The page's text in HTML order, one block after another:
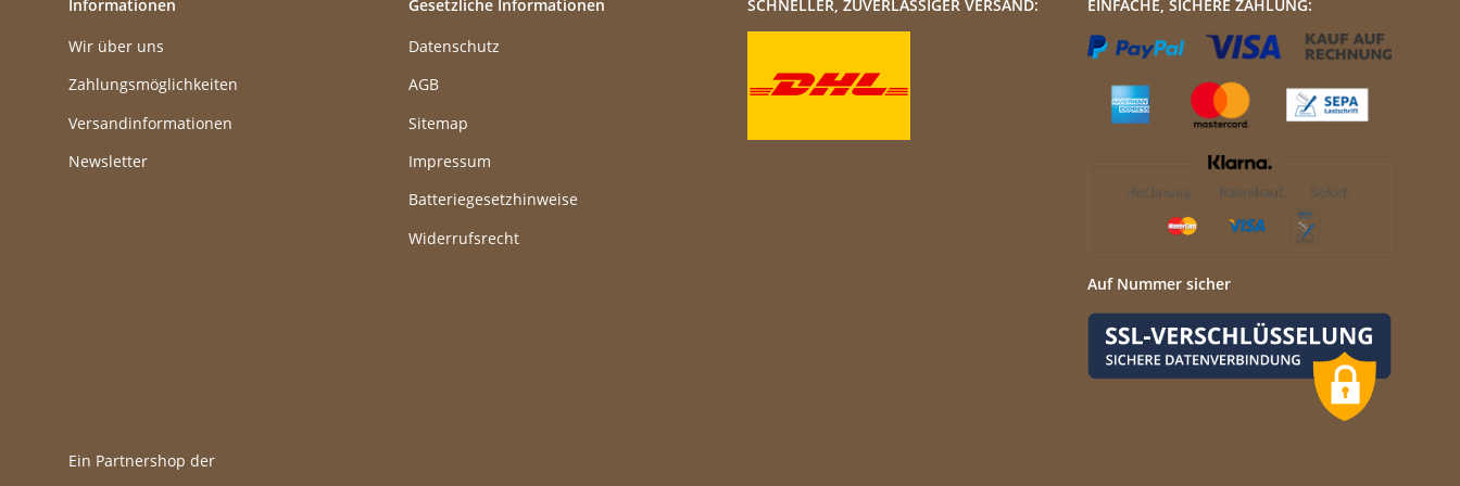
Informationen
Wir über uns
Zahlungsmöglichkeiten
Versandinformationen
Newsletter
Gesetzliche Informationen
Datenschutz
AGB
Sitemap
Impressum
Batteriegesetzhinweise
Widerrufsrecht
SCHNELLER, ZUVERLÄSSIGER VERSAND: EINFACHE, SICHERE ZAHLUNG:
Auf Nummer sicher
Ein Partnershop der